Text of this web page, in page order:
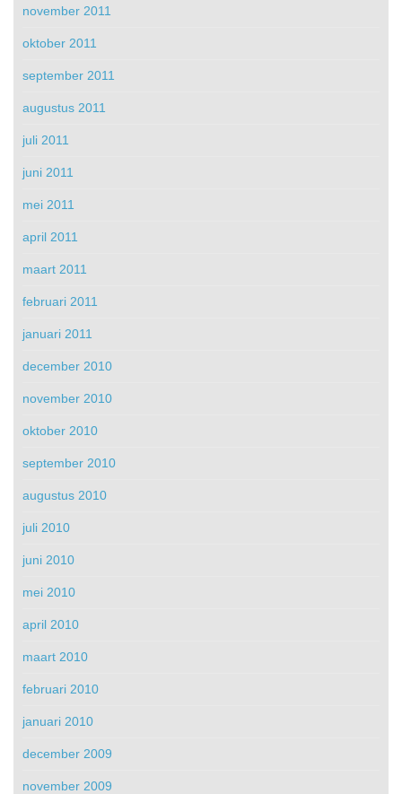
november 2011
oktober 2011
september 2011
augustus 2011
juli 2011
juni 2011
mei 2011
april 2011
maart 2011
februari 2011
januari 2011
december 2010
november 2010
oktober 2010
september 2010
augustus 2010
juli 2010
juni 2010
mei 2010
april 2010
maart 2010
februari 2010
januari 2010
december 2009
november 2009